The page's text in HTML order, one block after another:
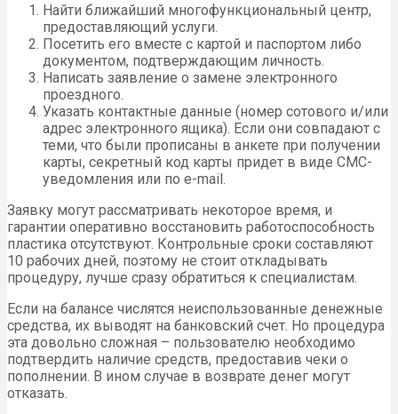
Найти ближайший многофункциональный центр,
предоставляющий услуги.
Посетить его вместе с картой и паспортом либо
документом, подтверждающим личность.
Написать заявление о замене электронного
проездного.
Указать контактные данные (номер сотового и/или
адрес электронного ящика). Если они совпадают с
теми, что были прописаны в анкете при получении
карты, секретный код карты придет в виде СМС-
уведомления или по e-mail.
Заявку могут рассматривать некоторое время, и
гарантии оперативно восстановить работоспособность
пластика отсутствуют. Контрольные сроки составляют
10 рабочих дней, поэтому не стоит откладывать
процедуру, лучше сразу обратиться к специалистам.
Если на балансе числятся неиспользованные денежные
средства, их выводят на банковский счет. Но процедура
эта довольно сложная – пользователю необходимо
подтвердить наличие средств, предоставив чеки о
пополнении. В ином случае в возврате денег могут
отказать.